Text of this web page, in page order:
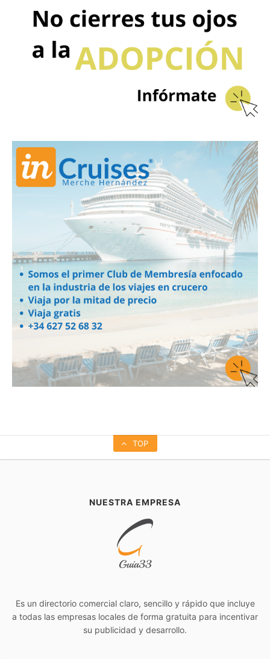
TOP
NUESTRA EMPRESA
Es un directorio comercial claro, sencillo y rápido que incluye
a todas las empresas locales de forma gratuita para incentivar
su publicidad y desarrollo.